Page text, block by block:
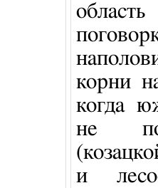
корни
когда
не
и